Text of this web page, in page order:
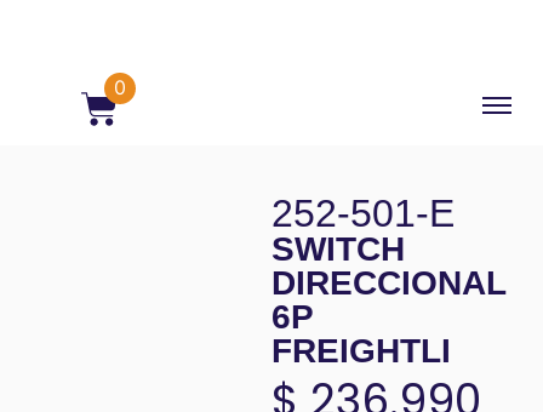
0
252-501-E
SWITCH
DIRECCIONAL
6P
FREIGHTLI